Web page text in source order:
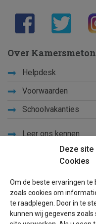
Deze site
Cookies
Om de beste ervaringen te
zoals cookies om
te raadplegen. Door in te
kunnen wij gegevens
Over
Helpdesk
Voorwaarden
Schoolvakanties
Leer ons kennen
Sitemap
Blog